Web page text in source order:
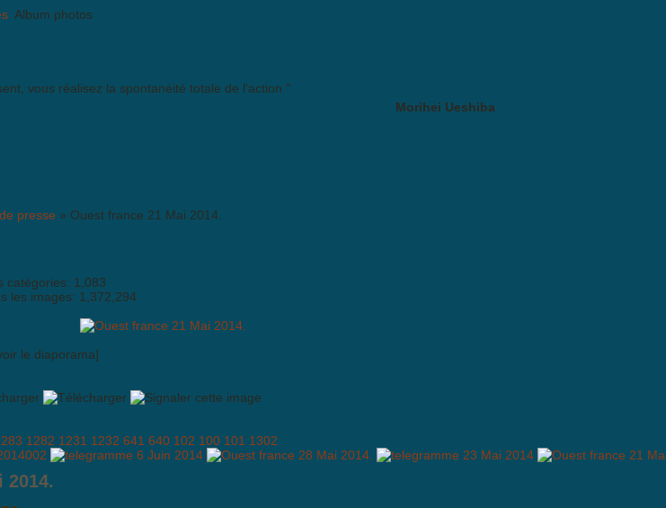
Album photos
vous réalisez la spontanéité totale de l'action "
Morihei Ueshiba
presse » Ouest france 21 Mai 2014.
catégories: 1,083
les images: 1,372,294
le diaporama]
1282 1231 1232 641 640 102 100 101 1302
2014.